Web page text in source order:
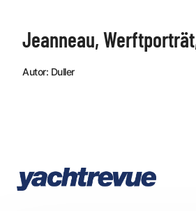
Jeanneau,
Autor: Duller